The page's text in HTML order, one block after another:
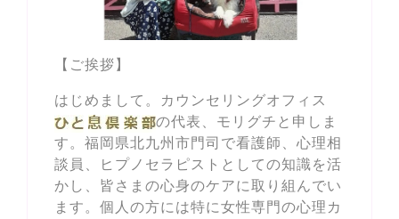
【ご挨拶】
はじめまして。カウンセリングオフィス
の代表、モリグチと申しま
す。福岡県北九州市門司で看護師、心理相
談員、ヒプノセラピストとしての知識を活
かし、皆さまの心身のケアに取り組んでい
ます。個人の方には特に女性専門の心理カ